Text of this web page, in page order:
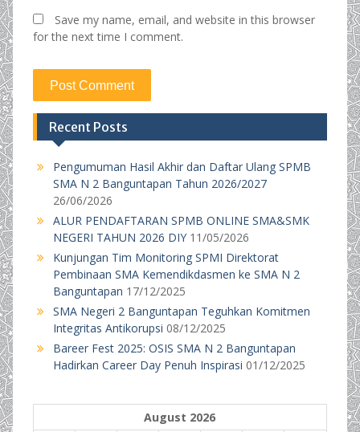
Save my name, email, and website in this browser
for the next time I comment.
Recent Posts
Pengumuman Hasil Akhir dan Daftar Ulang SPMB
SMA N 2 Banguntapan Tahun 2026/2027
26/06/2026
ALUR PENDAFTARAN SPMB ONLINE SMA&SMK
NEGERI TAHUN 2026 DIY 11/05/2026
Kunjungan Tim Monitoring SPMI Direktorat
Pembinaan SMA Kemendikdasmen ke SMA N 2
Banguntapan 17/12/2025
SMA Negeri 2 Banguntapan Teguhkan Komitmen
Integritas Antikorupsi 08/12/2025
Bareer Fest 2025: OSIS SMA N 2 Banguntapan
Hadirkan Career Day Penuh Inspirasi 01/12/2025
August 2026